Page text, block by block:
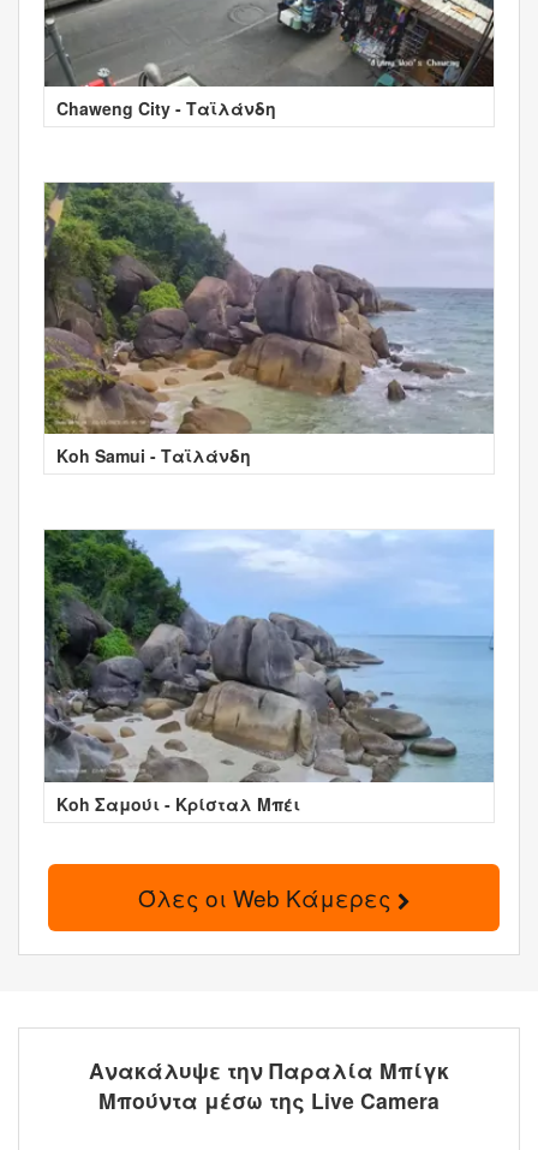
Chaweng City - Ταϊλάνδη
Koh Samui - Ταϊλάνδη
Κοh Σαμούι - Κρίσταλ Μπέι
Όλες οι Web Κάμερες
Ανακάλυψε την Παραλία Μπίγκ
Μπούντα μέσω της Live Camera